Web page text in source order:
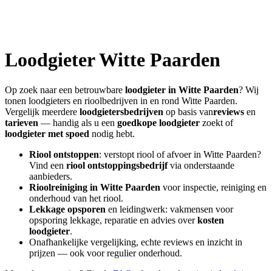
LoodgieterWitte Paarden
Op zoek naar een betrouwbare loodgieter in Witte Paarden? Wij
tonen loodgieters en rioolbedrijven in en rond Witte Paarden.
Vergelijk meerdere loodgietersbedrijven op basis vanreviews en
tarieven — handig als u een goedkope loodgieter zoekt of
loodgieter met spoed nodig hebt.
Riool ontstoppen: verstopt riool of afvoer in Witte Paarden?
Vind een riool ontstoppingsbedrijfvia onderstaande
aanbieders.
Rioolreiniging in Witte Paarden voor inspectie, reiniging en
onderhoud van het riool.
Lekkage opsporen en leidingwerk: vakmensen voor
opsporing lekkage, reparatie en advies overkosten
loodgieter.
Onafhankelijke vergelijking, echte reviews en inzicht in
prijzen — ook voor regulier onderhoud.